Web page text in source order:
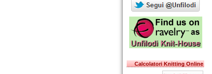
Calcolatori Knitting Online